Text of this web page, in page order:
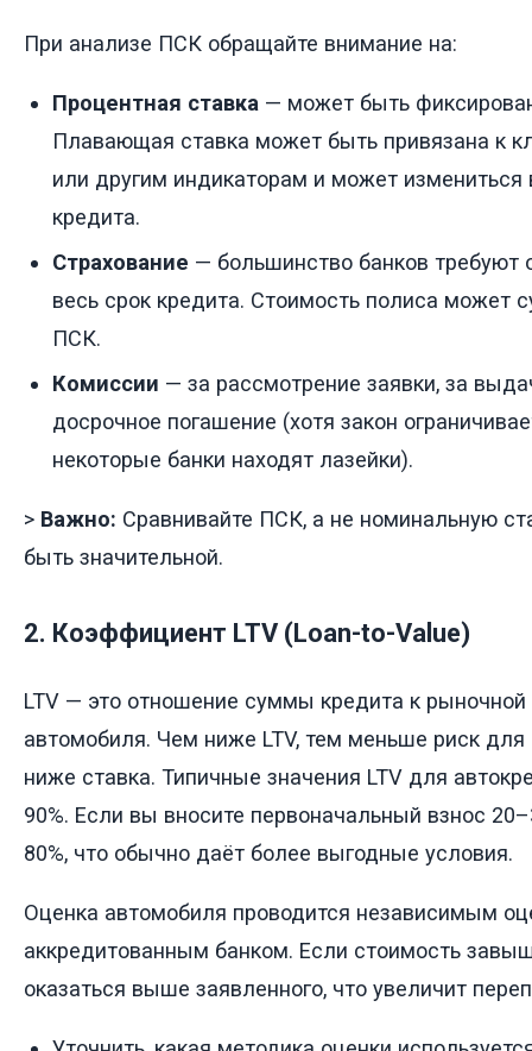
При анализе ПСК обращайте внимание на:
Процентная ставка — может быть
Плавающая ставка может быть привязана к
или другим индикаторам и может измениться
кредита.
Страхование — большинство банков
весь срок кредита. Стоимость полиса может
ПСК.
Комиссии — за рассмотрение заявки, за
досрочное погашение (хотя закон
некоторые банки находят лазейки).
> Важно: Сравнивайте ПСК, а не номинальную
быть значительной.
2. Коэффициент LTV (Loan-to-Value)
LTV — это отношение суммы кредита к рыночной
автомобиля. Чем ниже LTV, тем меньше риск для
ниже ставка. Типичные значения LTV для
90%. Если вы вносите первоначальный взнос
80%, что обычно даёт более выгодные условия.
Оценка автомобиля проводится независимым
аккредитованным банком. Если стоимость
оказаться выше заявленного, что увеличит